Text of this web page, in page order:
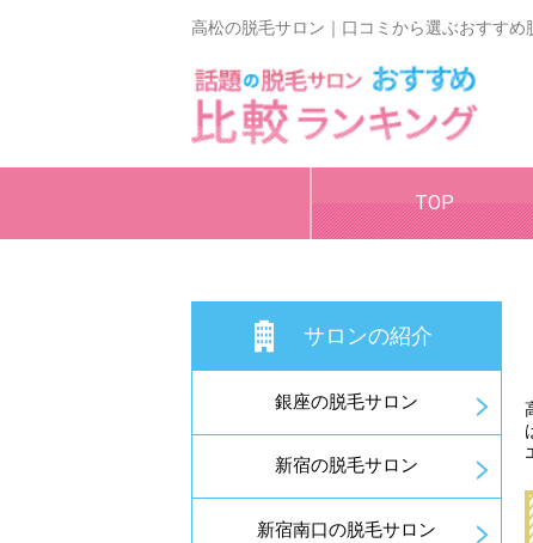
高松の脱毛サロン｜口コミから選ぶおすす
TOP
サロンの紹介
銀座の脱毛サロン
新宿の脱毛サロン
新宿南口の脱毛サロン